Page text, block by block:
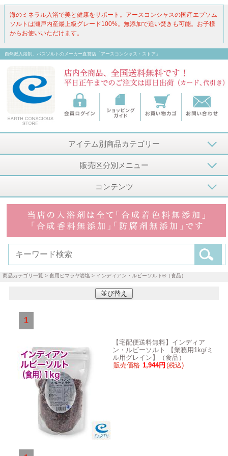
海のミネラル入浴で美と健康をサポート。アースコンシャスの国産エプソム
ソルトは瀬戸内産最上級グレード100%。無添加で追い焚きも可能。お子様
からお使いいただけます。
自然派入浴剤、バスソルトのメーカー直営店「アースコンシャス・ストア」
アイテム別商品カテゴリー
販売区分別メニュー
コンテンツ
商品カテゴリ一覧 > 食用ヒマラヤ岩塩 > インディアン・ルビーソルト®（食品）
並び替え
1
【宅配便送料無料】インディア
ン・ルビーソルト 【業務用1kg/ミ
ル用グレイン】（食品）
販売価格 1,944円 (税込)